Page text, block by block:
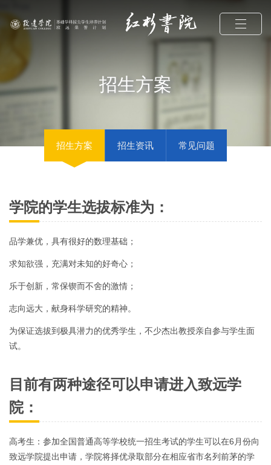
招生方案
招生方案 招生资讯 常见问题
学院的学生选拔标准为：
品学兼优，具有很好的数理基础；
求知欲强，充满对未知的好奇心；
乐于创新，常保锲而不舍的激情；
志向远大，献身科学研究的精神。
为保证选拔到极具潜力的优秀学生，不少杰出教授亲自参与学生面
试。
目前有两种途径可以申请进入致远学
院：
高考生：参加全国普通高等学校统一招生考试的学生可以在6月份向
致远学院提出申请，学院将择优录取部分在相应省市名列前茅的学